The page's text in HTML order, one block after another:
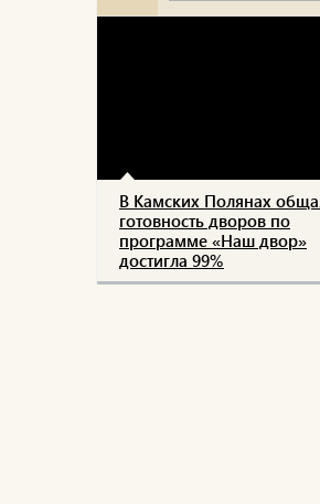
В Камских Полянах
готовность дворов по
программе «Наш двор»
достигла 99%